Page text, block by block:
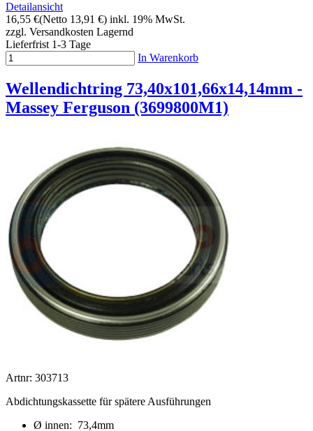
Detailansicht
16,55 €(Netto 13,91 €) inkl. 19% MwSt.
zzgl. Versandkosten Lagernd
Lieferfrist 1-3 Tage
In Warenkorb
Wellendichtring 73,40x101,66x14,14mm -
Massey Ferguson (3699800M1)
Artnr: 303713
Abdichtungskassette für spätere Ausführungen
Ø innen: 73,4mm